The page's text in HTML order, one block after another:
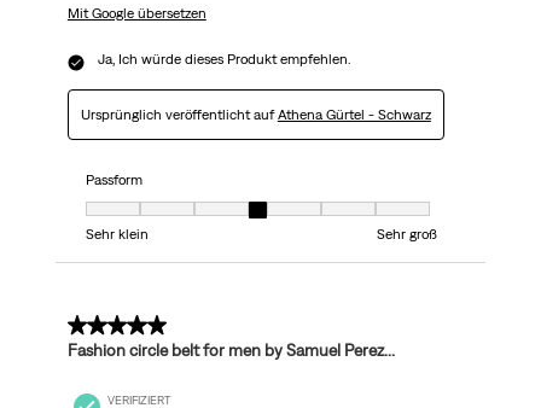
Mit Google übersetzen
Ja, Ich würde dieses Produkt empfehlen.
Ursprünglich veröffentlicht aufAthena Gürtel - Schwarz
Passform
Passform, 4 von 7, wobei 1 gleich Sehr klein ist und 7 gleich Sehr groß
Sehr klein
Sehr groß
5 von 5 Sternen.
Fashion circle belt for men by Samuel Perez...
VERIFIZIERT